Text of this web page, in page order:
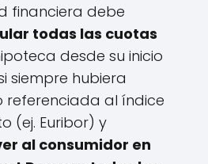
financiera debe
todas las cuotas
desde su inicio
siempre hubiera
referenciada al índice
(ej. Euribor) y
al consumidor en